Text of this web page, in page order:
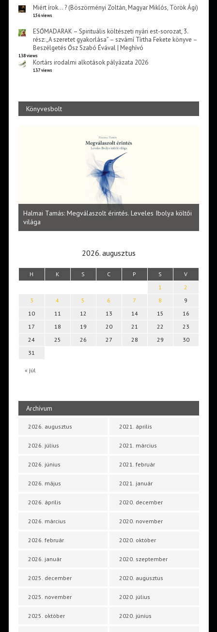
Miért írok… ? (Böszörményi Zoltán, Magyar Miklós, Török Ági)
156 views
ESŐMADARAK – Spirituális költészeti nyári est-sorozat, 3.
rész: „A szeretet gyakorlása” – szvámí Tírtha Fekete könyve –
Beszélgetés Ősz Szabó Évával | Meghívó
138 views
Kortárs irodalmi alkotások pályázata 2026
137 views
Könyvesbolt
Halmai Tamás: Megválaszolt érintés. Leveles Ibolya költői
világa
2026. augusztus
H K S C P S V
« júl
1
2
3
4 5 6 7 8
9
10
11 12 13 14 15
16
17
18 19 20 21 22
23
24
25 26 27 28 29
30
31
Archívum
2026. augusztus
2026. július
2026. június
2026. május
2026. április
2026. március
2026. február
2026. január
2025. december
2025. november
2025. október
2021. április
2021. március
2021. február
2021. január
2020. december
2020. november
2020. október
2020. szeptember
2020. augusztus
2020. július
2020. június